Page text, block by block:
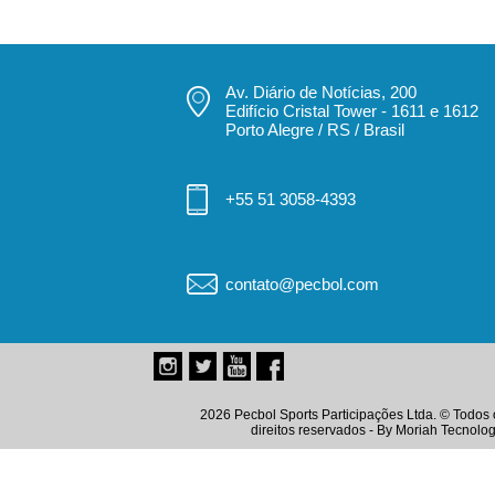
Av. Diário de Notícias, 200
Edifício Cristal Tower - 1611 e 1612
Porto Alegre / RS / Brasil
+55 51 3058-4393
contato@pecbol.com
2026 Pecbol Sports Participações Ltda. © Todos
direitos reservados - By Moriah